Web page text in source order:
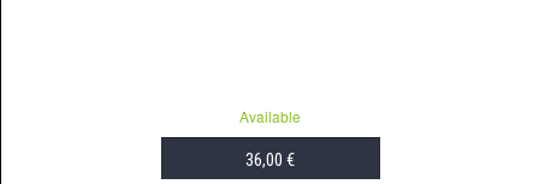
Available
36,00 €